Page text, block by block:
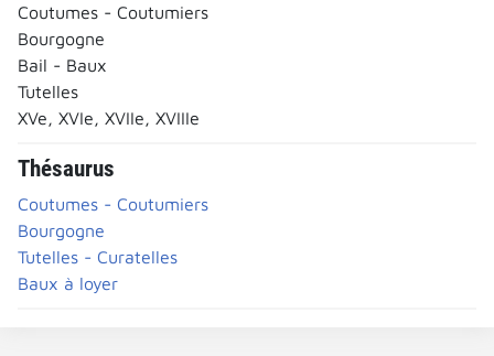
Coutumes - Coutumiers
Bourgogne
Bail - Baux
Tutelles
XVe, XVIe, XVIIe, XVIIIe
Thésaurus
Coutumes - Coutumiers
Bourgogne
Tutelles - Curatelles
Baux à loyer